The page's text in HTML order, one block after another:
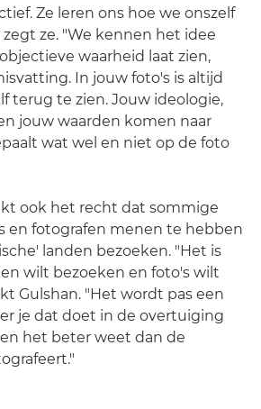
Ze leren ons hoe we onszelf
ze. "We kennen het idee
waarheid laat zien,
In jouw foto's is altijd
terug te zien. Jouw ideologie,
jouw waarden komen naar
wat wel en niet op de foto
ook het recht dat sommige
en fotografen menen te hebben
landen bezoeken. "Het is
wilt bezoeken en foto's wilt
Gulshan. "Het wordt pas een
je dat doet in de overtuiging
het beter weet dan de